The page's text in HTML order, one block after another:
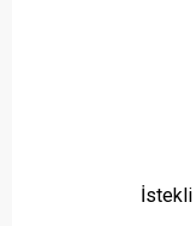
İstekli